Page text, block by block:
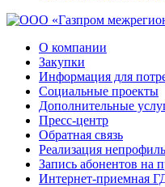
О компании
Закупки
Информация для
Социальные проекты
Дополнительные
Пресс-центр
Обратная связь
Реализация
Запись абонентов на
Интернет-приемная